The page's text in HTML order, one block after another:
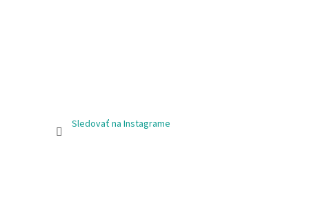
Sledovať na Instagrame